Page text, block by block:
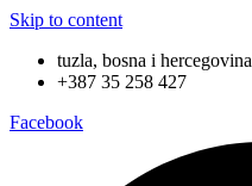
Skip to content
tuzla, bosna i hercegovina
+387 35 258 427
Facebook